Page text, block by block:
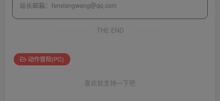
站长邮箱： fenxiangwang@qq.com
THE END
动作冒险(PC)
喜欢就支持一下吧